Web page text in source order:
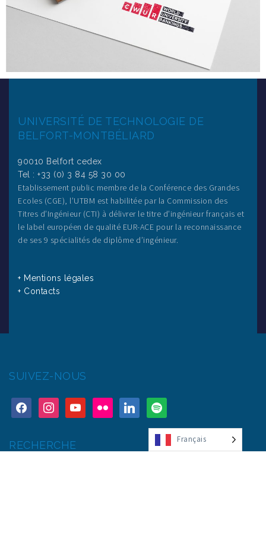
UNIVERSITÉ DE TECHNOLOGIE DE
BELFORT-MONTBÉLIARD
90010 Belfort cedex
Tel : +33 (0) 3 84 58 30 00
Etablissement public membre de la Conférence des Grandes
Ecoles (CGE), l’UTBM est habilitée par la Commission des
Titres d’Ingénieur (CTI) à délivrer le titre d’ingénieur français et
le label européen de qualité EUR-ACE pour la reconnaissance
de ses 9 spécialités de diplôme d’ingénieur.
+ Mentions légales
+ Contacts
SUIVEZ-NOUS
RECHERCHE Français